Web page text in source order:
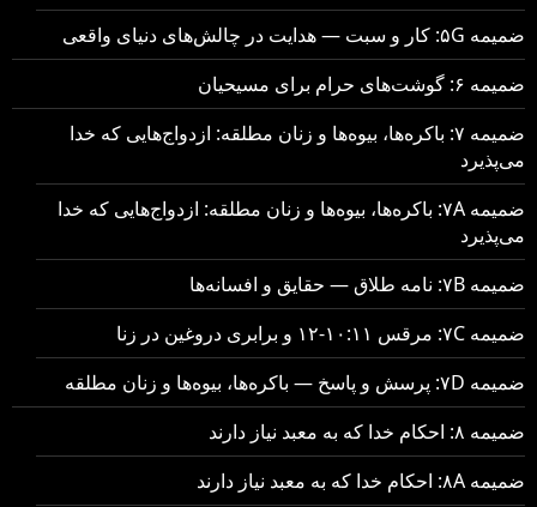
ضمیمه ۵G: کار و سبت — هدایت در چالش‌های دنیای واقعی
ضمیمه ۶: گوشت‌های حرام برای مسیحیان
ضمیمه ۷: باکره‌ها، بیوه‌ها و زنان مطلقه: ازدواج‌هایی که خدا
می‌پذیرد
ضمیمه ۷A: باکره‌ها، بیوه‌ها و زنان مطلقه: ازدواج‌هایی که خدا
می‌پذیرد
ضمیمه ۷B: نامه طلاق — حقایق و افسانه‌ها
ضمیمه ۷C: مرقس ۱۰:۱۱-۱۲ و برابری دروغین در زنا
ضمیمه ۷D: پرسش و پاسخ — باکره‌ها، بیوه‌ها و زنان مطلقه
ضمیمه ۸: احکام خدا که به معبد نیاز دارند
ضمیمه ۸A: احکام خدا که به معبد نیاز دارند